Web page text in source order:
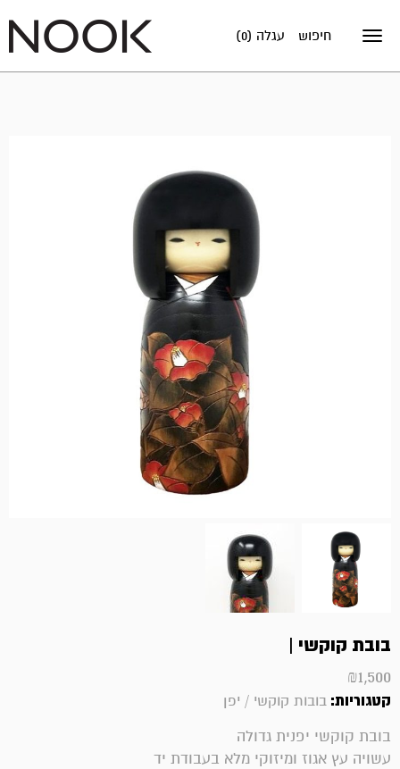
Toggle
עגלה (0) חיפוש
בובת קוקשי |
₪1,500
קטגוריות: בובות קוקשי / יפן
בובת קוקשי יפנית גדולה
עשויה עץ אגוז ומיזוקי מלא בעבודת יד